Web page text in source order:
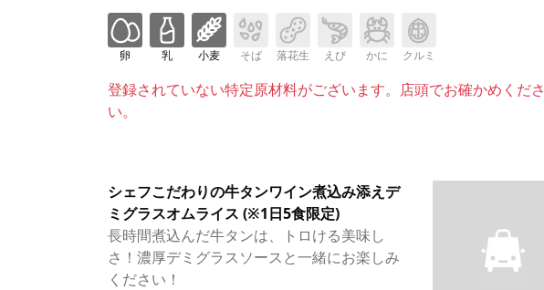
卵 乳 小麦 そば 落花生 えび かに クルミ
登録されていない特定原材料がございます。店頭でお確かめくださ
い。
シェフこだわりの牛タンワイン煮込み添えデ
ミグラスオムライス (※1日5食限定)
長時間煮込んだ牛タンは、トロける美味し
さ！濃厚デミグラスソースと一緒にお楽しみ
ください！